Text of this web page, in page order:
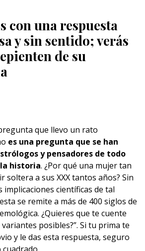
con una respuesta
y sin sentido; verás
de su
que llevo un rato
es una pregunta que se han
y pensadores de todo
historia. ¿Por qué una mujer tan
soltera a sus XXX tantos años? Sin
implicaciones científicas de tal
se remite a más de 400 siglos de
¿Quieres que te cuente
posibles?”. Si tu prima te
y le das esta respuesta, seguro